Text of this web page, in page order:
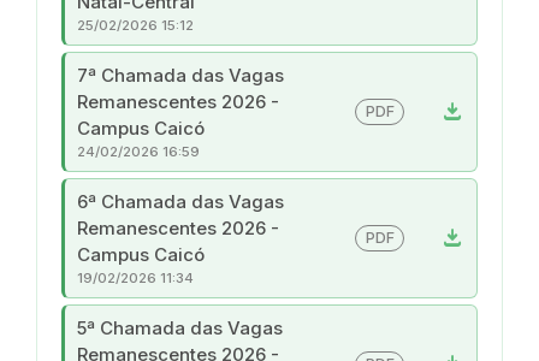
25/02/2026 15:12
7ª Chamada das Vagas
Remanescentes 2026 -
Campus Caicó
download
PDF
24/02/2026 16:59
6ª Chamada das Vagas
Remanescentes 2026 -
Campus Caicó
download
PDF
19/02/2026 11:34
5ª Chamada das Vagas
Remanescentes 2026 -